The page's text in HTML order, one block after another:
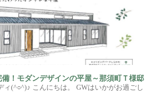
備！モダンデザインの平屋～那須町Ｔ様邸
ィ(^○^)♪ こんにちは。 GWはいかがお過ごし